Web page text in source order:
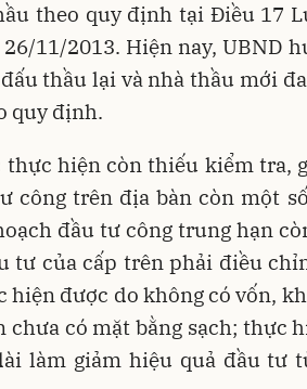
theo quy định tại Điều 17
11/2013. Hiện nay, UBND
thầu lại và nhà thầu mới
quy định.
thực hiện còn thiếu kiểm tra,
công trên địa bàn còn một
đầu tư công trung hạn
tư của cấp trên phải điều
hiện được do không có vốn,
chưa có mặt bằng sạch; thực
làm giảm hiệu quả đầu tư